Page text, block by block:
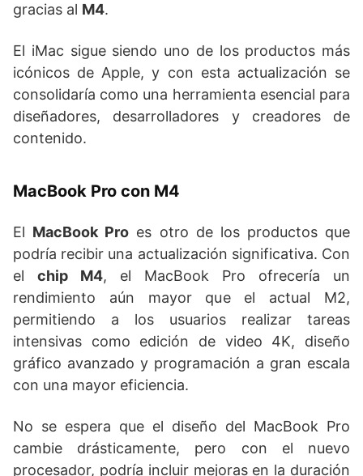
gracias al M4.
El iMac sigue siendo uno de los productos más
icónicos de Apple, y con esta actualización se
consolidaría como una herramienta esencial para
diseñadores, desarrolladores y creadores de
contenido.
MacBook Pro con M4
El MacBook Pro es otro de los productos que
podría recibir una actualización significativa. Con
el chip M4, el MacBook Pro ofrecería un
rendimiento aún mayor que el actual M2,
permitiendo a los usuarios realizar tareas
intensivas como edición de video 4K, diseño
gráfico avanzado y programación a gran escala
con una mayor eficiencia.
No se espera que el diseño del MacBook Pro
cambie drásticamente, pero con el nuevo
procesador, podría incluir mejoras en la duración